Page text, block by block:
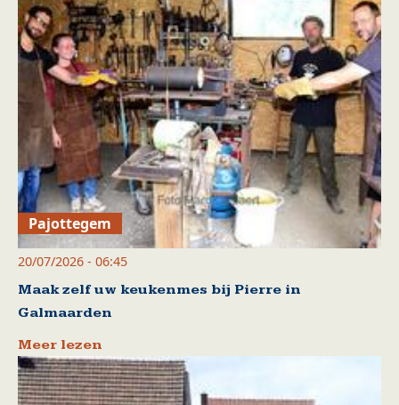
Pajottegem
20/07/2026 - 06:45
Maak zelf uw keukenmes bij Pierre in
Galmaarden
Meer lezen